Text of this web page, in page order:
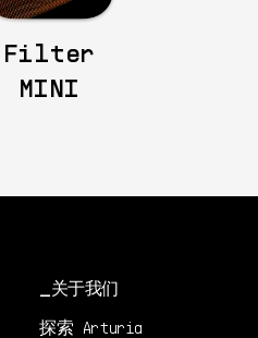
Filter
MINI
关于我们
探索 Arturia